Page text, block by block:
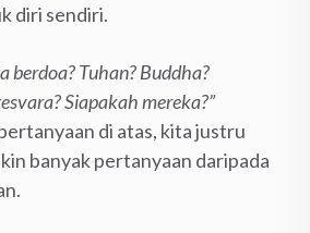
diri sendiri.
berdoa? Tuhan? Buddha?
Siapakah mereka?”
di atas, kita justru
banyak pertanyaan daripada